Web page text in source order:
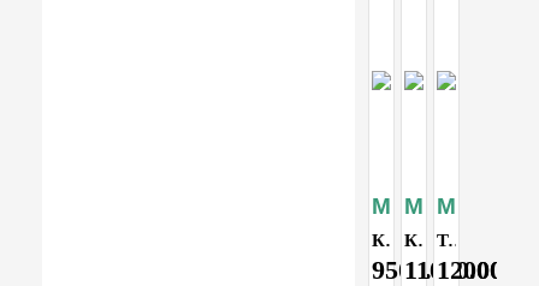
MT-6
Кухня походная туристическая складная
9500.00
MT-7
Кухня походная туристическая складная
11000.00
MT-8
Туристический стол
12000.00